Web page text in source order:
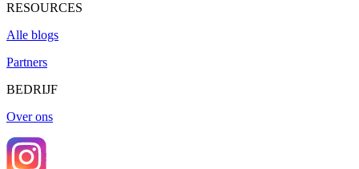
RESOURCES
Alle blogs
Partners
BEDRIJF
Over ons